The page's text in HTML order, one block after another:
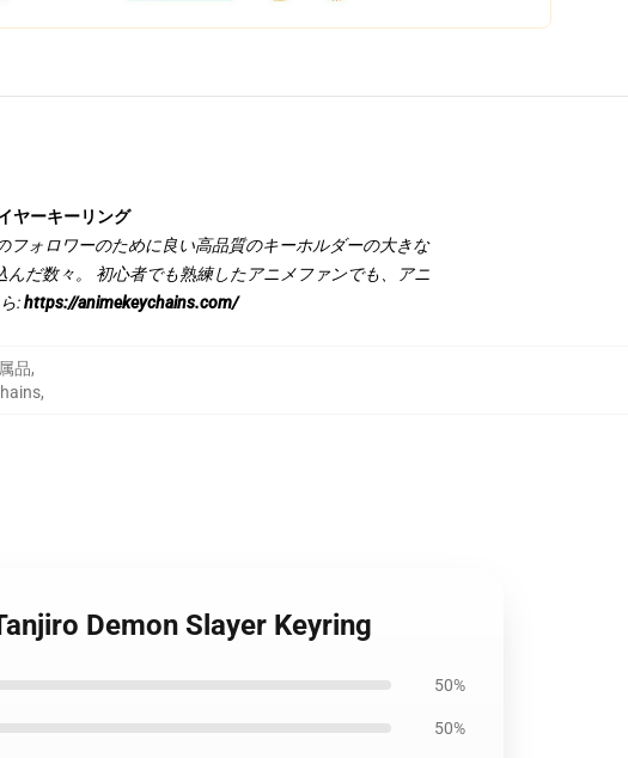
ヤーキーリング
フォロワーのために良い高品質のキーホルダーの大きな
だ数々。 初心者でも熟練したアニメファンでも、アニ
:https://animekeychains.com/
品,
,
Demon Slayer Keyring
50%
50%